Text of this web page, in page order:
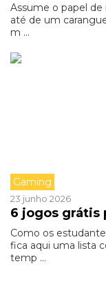
Assume o papel de
até de um
m ...
Gaming
23 junho 2026
6 jogos grátis
Como os
fica aqui uma lista
temp ...